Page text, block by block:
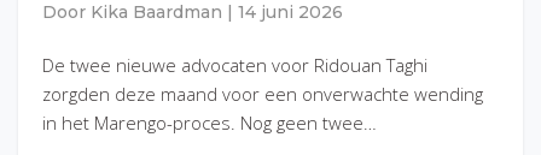
Door Kika Baardman 14 juni 2026
De twee nieuwe advocaten voor Ridouan Taghi
zorgden deze maand voor een onverwachte wending
in het Marengo-proces. Nog geen twee…